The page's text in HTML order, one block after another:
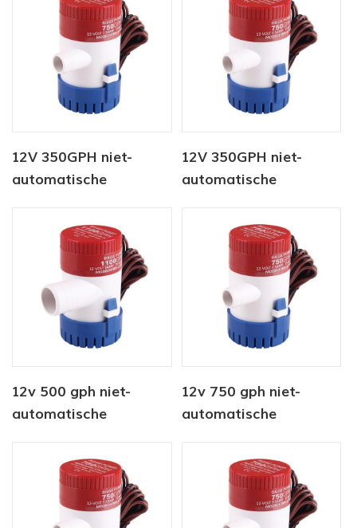
12V 350GPH niet-
automatische
12V 350GPH niet-
automatische
12v 500 gph niet-
automatische
12v 750 gph niet-
automatische